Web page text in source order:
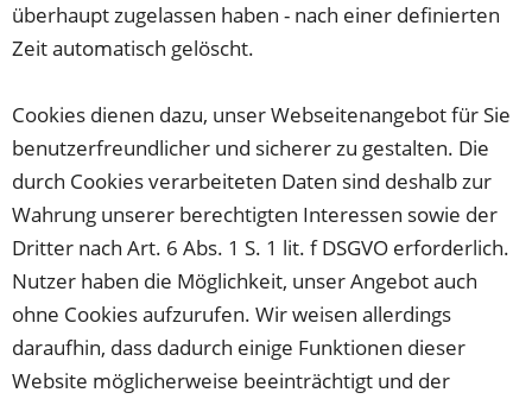
überhaupt zugelassen haben - nach einer definierten
Zeit automatisch gelöscht.
Cookies dienen dazu, unser Webseitenangebot für Sie
benutzerfreundlicher und sicherer zu gestalten. Die
durch Cookies verarbeiteten Daten sind deshalb zur
Wahrung unserer berechtigten Interessen sowie der
Dritter nach Art. 6 Abs. 1 S. 1 lit. f DSGVO erforderlich.
Nutzer haben die Möglichkeit, unser Angebot auch
ohne Cookies aufzurufen. Wir weisen allerdings
daraufhin, dass dadurch einige Funktionen dieser
Website möglicherweise beeinträchtigt und der